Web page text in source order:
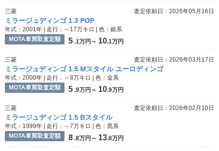
三菱 査定依頼日：2026年05月16日
ミラージュディンゴ 1.3 POP
年式：2001年 | 走行：～17万キロ | 色：銀系
MOTA車買取査定額
5 .1万円～ 10.1万円
三菱 査定依頼日：2026年03月17日
ミラージュディンゴ 1.5 Mスタイル ユーロディンゴ
年式：2000年 | 走行：～8万キロ | 色：金系
MOTA車買取査定額
5 .9万円～ 10.9万円
三菱 査定依頼日：2026年02月10日
ミラージュディンゴ 1.5 Bスタイル
年式：1999年 | 走行：～7万キロ | 色：黒系
MOTA車買取査定額
8 .8万円～ 13.8万円